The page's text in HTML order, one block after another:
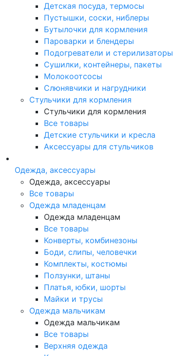
Детская посуда, термосы
Пустышки, соски, ниблеры
Бутылочки для кормления
Пароварки и блендеры
Подогреватели и стерилизаторы
Сушилки, контейнеры, пакеты
Молокоотсосы
Слюнявчики и нагрудники
Стульчики для кормления
Стульчики для кормления
Все товары
Детские стульчики и кресла
Аксессуары для стульчиков
Одежда, аксессуары
Одежда, аксессуары
Все товары
Одежда младенцам
Одежда младенцам
Все товары
Конверты, комбинезоны
Боди, слипы, человечки
Комплекты, костюмы
Ползунки, штаны
Платья, юбки, шорты
Майки и трусы
Одежда мальчикам
Одежда мальчикам
Все товары
Верхняя одежда